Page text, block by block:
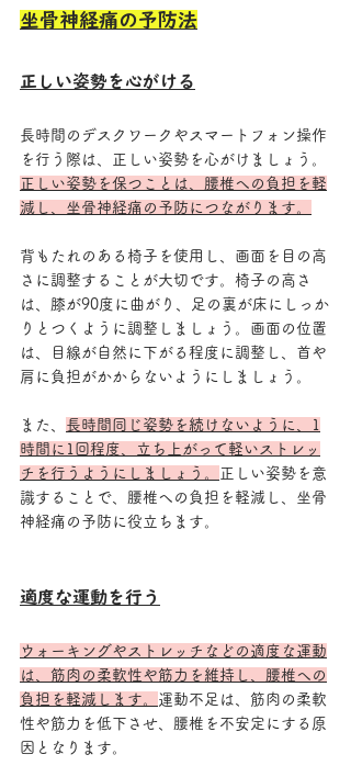
坐骨神経痛の予防法
正しい姿勢を心がける
長時間のデスクワークやスマートフォン操作
を行う際は、正しい姿勢を心がけましょう。
正しい姿勢を保つことは、腰椎への負担を軽
減し、坐骨神経痛の予防につながります。
背もたれのある椅子を使用し、画面を目の高
さに調整することが大切です。椅子の高さ
は、膝が90度に曲がり、足の裏が床にしっか
りとつくように調整しましょう。画面の位置
は、目線が自然に下がる程度に調整し、首や
肩に負担がかからないようにしましょう。
また、 長時間同じ姿勢を続けないように、1
時間に1回程度、立ち上がって軽いストレッ
チを行うようにしましょう。
正しい姿勢を意
識することで、腰椎への負担を軽減し、坐骨
神経痛の予防に役立ちます。
適度な運動を行う
ウォーキングやストレッチなどの適度な運動
は、筋肉の柔軟性や筋力を維持し、腰椎への
負担を軽減します。 運動不足は、筋肉の柔軟
性や筋力を低下させ、腰椎を不安定にする原
因となります。